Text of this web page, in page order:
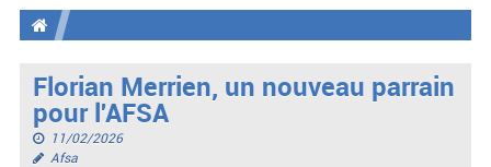
Florian Merrien, un nouveau parrain
pour l'AFSA
11/02/2026
Afsa